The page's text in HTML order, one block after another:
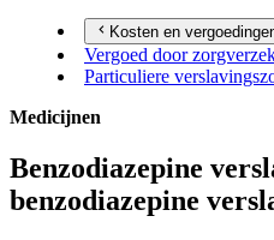
Kosten en
Vergoed door
Particuliere
Medicijnen
Benzodiazepine
benzodiazepine